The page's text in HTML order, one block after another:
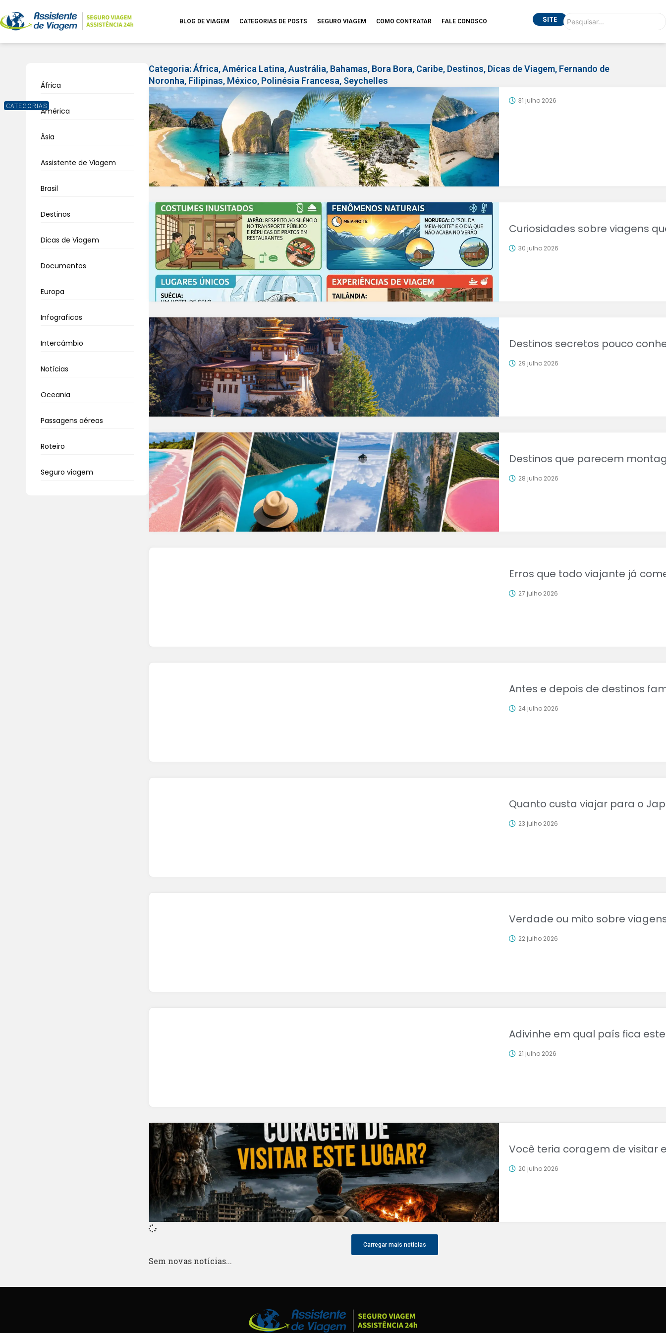
BLOG DE VIAGEM CATEGORIAS DE POSTS SEGURO VIAGEM COMO CONTRATAR FALE CONOSCO SITE
CATEGORIAS
África
América
Ásia
Assistente de Viagem
Brasil
Destinos
Dicas de Viagem
Documentos
Europa
Infograficos
Intercâmbio
Notícias
Oceania
Passagens aéreas
Roteiro
Seguro viagem
Categoria:África,América Latina,Austrália, Bahamas, Bora Bora, Caribe, Destinos, Dicas de Viagem, Fernando de
Noronha, Filipinas, México, Polinésia Francesa, Seychelles
31 julho 2026
Curiosidades sobre viagens
30 julho 2026
Destinos secretos pouco
29 julho 2026
Destinos que parecem
28 julho 2026
Erros que todo viajante já
27 julho 2026
Antes e depois de destinos
24 julho 2026
Quanto custa viajar para o
23 julho 2026
Verdade ou mito sobre
22 julho 2026
Adivinhe em qual país fica
21 julho 2026
Você teria coragem de visitar
20 julho 2026
Carregar mais notícias
Sem novas notícias...